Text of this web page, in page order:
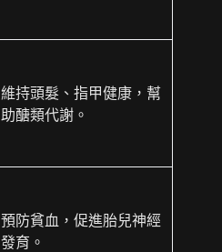
維持頭髮、指甲健康，幫
助醣類代謝。
預防貧血，促進胎兒神經
發育。